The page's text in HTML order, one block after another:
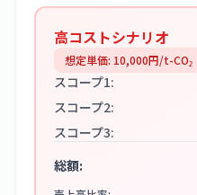
高コストシナリオ
想定単価: 10,000円/t-CO₂
スコープ1:
スコープ2:
スコープ3:
総額: